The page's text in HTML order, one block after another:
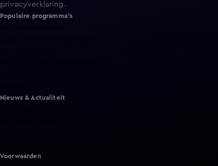
privacyverklaring.
Populaire programma's
Nieuws & Actualiteit
Voorwaarden